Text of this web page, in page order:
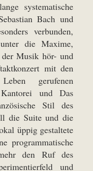
systematische
Bach und
verbunden,
die Maxime,
Musik hör- und
mit den
gerufenen
Kantorei und Das
Stil des
die Suite und die
üppig gestaltete
programmatische
den Ruf des
und